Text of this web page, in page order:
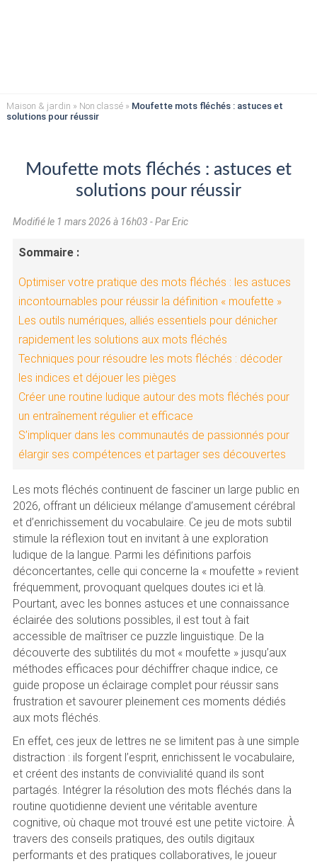
Maison & jardin » Non classé» Moufette mots fléchés : astuces et
solutions pour réussir
Moufette mots fléchés : astuces et
solutions pour réussir
Modifié le 1 mars 2026 à 16h03 - Par Eric
Sommaire :
Optimiser votre pratique des mots fléchés : les astuces
incontournables pour réussir la définition « moufette »
Les outils numériques, alliés essentiels pour dénicher
rapidement les solutions aux mots fléchés
Techniques pour résoudre les mots fléchés : décoder
les indices et déjouer les pièges
Créer une routine ludique autour des mots fléchés pour
un entraînement régulier et efficace
S’impliquer dans les communautés de passionnés pour
élargir ses compétences et partager ses découvertes
Les mots fléchés continuent de fasciner un large public en
2026, offrant un délicieux mélange d’amusement cérébral
et d’enrichissement du vocabulaire. Ce jeu de mots subtil
stimule la réflexion tout en invitant à une exploration
ludique de la langue. Parmi les définitions parfois
déconcertantes, celle qui concerne la « moufette » revient
fréquemment, provoquant quelques doutes ici et là.
Pourtant, avec les bonnes astuces et une connaissance
éclairée des solutions possibles, il est tout à fait
accessible de maîtriser ce puzzle linguistique. De la
découverte des subtilités du mot « moufette » jusqu’aux
méthodes efficaces pour déchiffrer chaque indice, ce
guide propose un éclairage complet pour réussir sans
frustration et savourer pleinement ces moments dédiés
aux mots fléchés.
En effet, ces jeux de lettres ne se limitent pas à une simple
distraction : ils forgent l’esprit, enrichissent le vocabulaire,
et créent des instants de convivialité quand ils sont
partagés. Intégrer la résolution des mots fléchés dans la
routine quotidienne devient une véritable aventure
cognitive, où chaque mot trouvé est une petite victoire. À
travers des conseils pratiques, des outils digitaux
performants et des pratiques collaboratives, le joueur